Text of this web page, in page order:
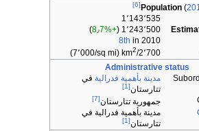
Population (
[6]
1٬143٬535
1٬243٬500 ( +8٫7%
)
8th in 2010
2٬700/km 2
(7٬000/sq mi)
Administrative status
مدينة بأهمية فدرالية في
تتارستان[1]
جمهورية تتارستان[7]
مدينة بأهمية فدرالية في
تتارستان[1]